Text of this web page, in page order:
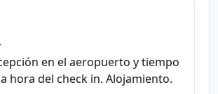
en el aeropuerto y tiempo
hora del check in. Alojamiento.